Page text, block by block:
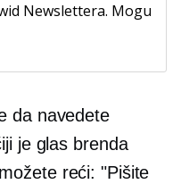
Newslettera. Mogu
da navedete
je glas brenda
reći: "Pišite